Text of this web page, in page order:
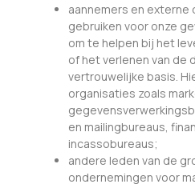
aannemers en
gebruiken voor onze
om te helpen bij het
of het verlenen van de
vertrouwelijke basis.
organisaties zoals
en mailingbureaus,
incassobureaus;
andere leden van de
ondernemingen voor